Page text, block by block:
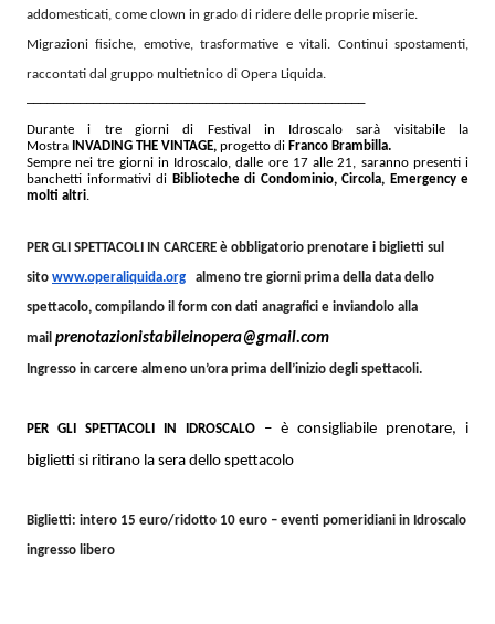
addomesticati, come clown in grado di ridere delle proprie miserie.
Migrazioni fisiche, emotive, trasformative e vitali. Continui spostamenti,
raccontati dal gruppo multietnico di Opera Liquida.
Durante i tre giorni di Festival in Idroscalo sarà visitabile la
Mostra
INVADING THE VINTAGE, progetto di Franco Brambilla.
Sempre nei tre giorni in Idroscalo, dalle ore 17 alle 21, saranno presenti i
banchetti informativi di Biblioteche di Condominio, Circola, Emergency e
molti altri.
PER GLI SPETTACOLI IN CARCERE è obbligatorio prenotare i biglietti sul
sito www.operaliquida.org almeno tre giorni prima della data dello
spettacolo, compilando il form con dati anagrafici e inviandolo alla
mail prenotazionistabileinopera@gmail.com
Ingresso in carcere almeno un’ora prima dell’inizio degli spettacoli.
PER GLI SPETTACOLI IN IDROSCALO – è consigliabile prenotare, i
biglietti si ritirano la sera dello spettacolo
Biglietti: intero 15 euro/ridotto 10 euro – eventi pomeridiani in Idroscalo
ingresso libero